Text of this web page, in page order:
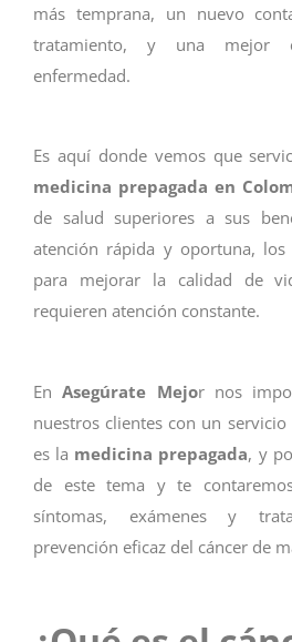
más temprana, un nuevo
tratamiento, y una mejor
enfermedad.
Es aquí donde vemos que
medicina prepagada en
de salud superiores a sus
atención rápida y oportuna, los
para mejorar la calidad de
requieren atención constante.
En Asegúrate Mejor nos
nuestros clientes con un
es la medicina prepagada, y
de este tema y te
síntomas, exámenes y
prevención eficaz del cáncer de